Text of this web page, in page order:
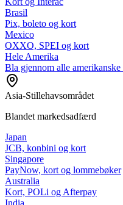
Brasil
Pix, boleto og kort
Mexico
OXXO, SPEI og kort
Hele Amerika
Bla gjennom alle amerikanske
Asia-Stillehavsområdet
Blandet markedsadfærd
Japan
JCB, konbini og kort
Singapore
PayNow, kort og lommebøker
Australia
Kort, POLi og Afterpay
India